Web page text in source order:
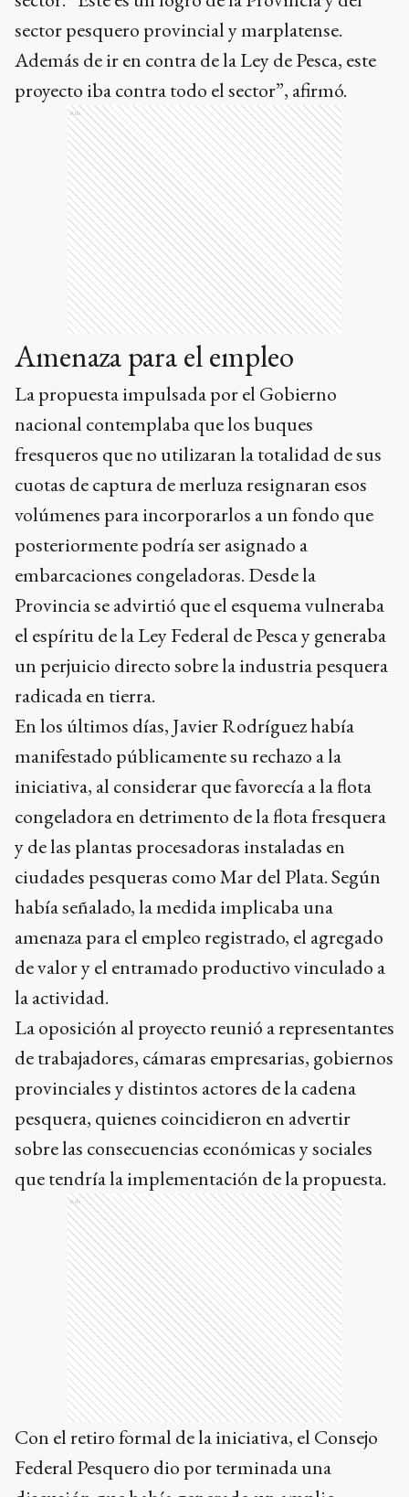
sector pesquero provincial y marplatense.
Además de ir en contra de la Ley de Pesca, este
proyecto iba contra todo el sector”, afirmó.
Ads
Amenaza para el empleo
La propuesta impulsada por el Gobierno
nacional contemplaba que los buques
fresqueros que no utilizaran la totalidad de sus
cuotas de captura de merluza resignaran esos
volúmenes para incorporarlos a un fondo que
posteriormente podría ser asignado a
embarcaciones congeladoras. Desde la
Provincia se advirtió que el esquema vulneraba
el espíritu de la Ley Federal de Pesca y generaba
un perjuicio directo sobre la industria pesquera
radicada en tierra.
En los últimos días, Javier Rodríguez había
manifestado públicamente su rechazo a la
iniciativa, al considerar que favorecía a la flota
congeladora en detrimento de la flota fresquera
y de las plantas procesadoras instaladas en
ciudades pesqueras como Mar del Plata. Según
había señalado, la medida implicaba una
amenaza para el empleo registrado, el agregado
de valor y el entramado productivo vinculado a
la actividad.
La oposición al proyecto reunió a representantes
de trabajadores, cámaras empresarias, gobiernos
provinciales y distintos actores de la cadena
pesquera, quienes coincidieron en advertir
sobre las consecuencias económicas y sociales
que tendría la implementación de la propuesta.
Ads
Con el retiro formal de la iniciativa, el Consejo
Federal Pesquero dio por terminada una